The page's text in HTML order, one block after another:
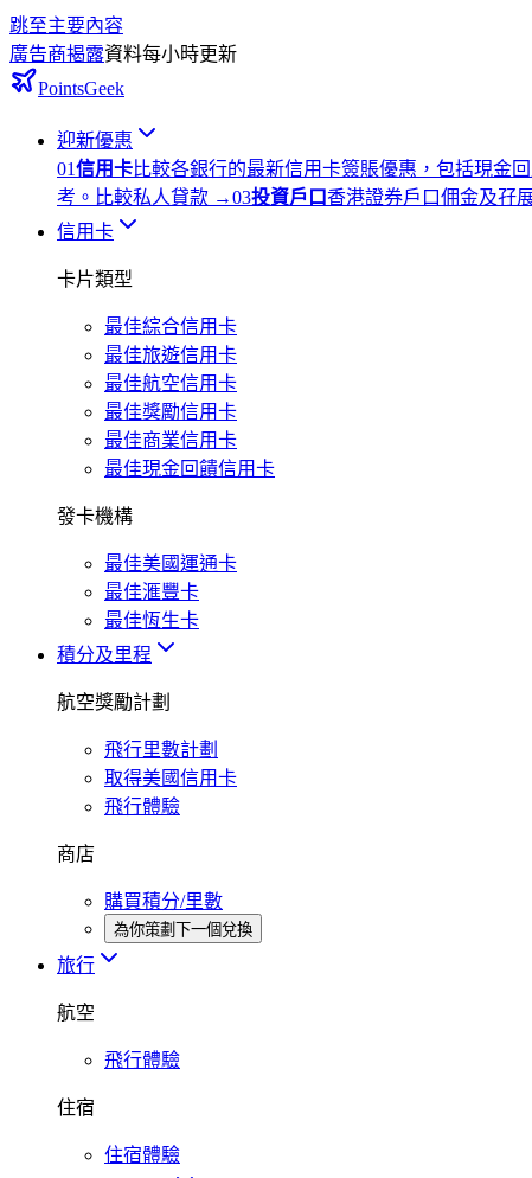
跳至主要內容
廣告商揭露資料每小時更新
PointsGeek
迎新優惠
01信用卡比較各銀行的最新信用卡簽賬優惠，包括現金
考。 比較私人貸款 →03投資戶口香港證券戶口佣金及孖
信用卡
卡片類型
最佳綜合信用卡
最佳旅遊信用卡
最佳航空信用卡
最佳獎勵信用卡
最佳商業信用卡
最佳現金回饋信用卡
發卡機構
最佳美國運通卡
最佳滙豐卡
最佳恆生卡
積分及里程
航空獎勵計劃
飛行里數計劃
取得美國信用卡
飛行體驗
商店
購買積分/里數
為你策劃下一個兌換
旅行
航空
飛行體驗
住宿
住宿體驗